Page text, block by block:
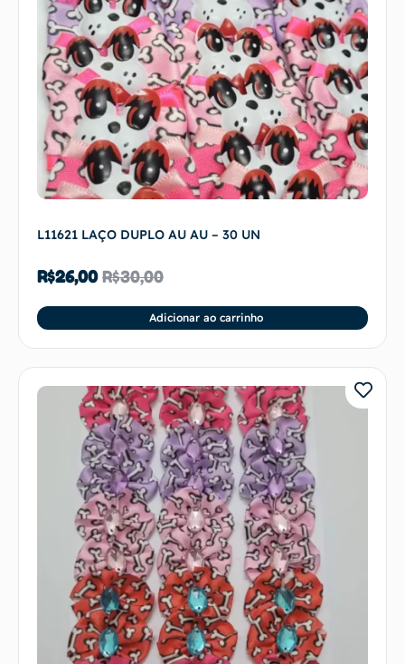
L11621 LAÇO DUPLO AU AU – 30 UN
R$30,00
R$26,00
Adicionar ao carrinho